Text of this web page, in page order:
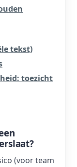
tekst)
toezicht
(voor team